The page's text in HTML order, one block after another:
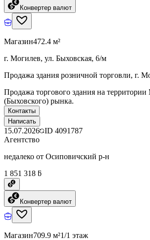
Конвертер валют
Магазин472.4 м²
г. Могилев, ул. Быховская, 6/м
Продажа здания розничной торговли, г.
Продажа торгового здания на территории
(Быховского) рынка.
Контакты
Написать
15.07.2026 ID 4091787
Агентство
недалеко от Осиповичский р-н
1 851 318 ƃ
Конвертер валют
Магазин709.9 м²1/1 этаж